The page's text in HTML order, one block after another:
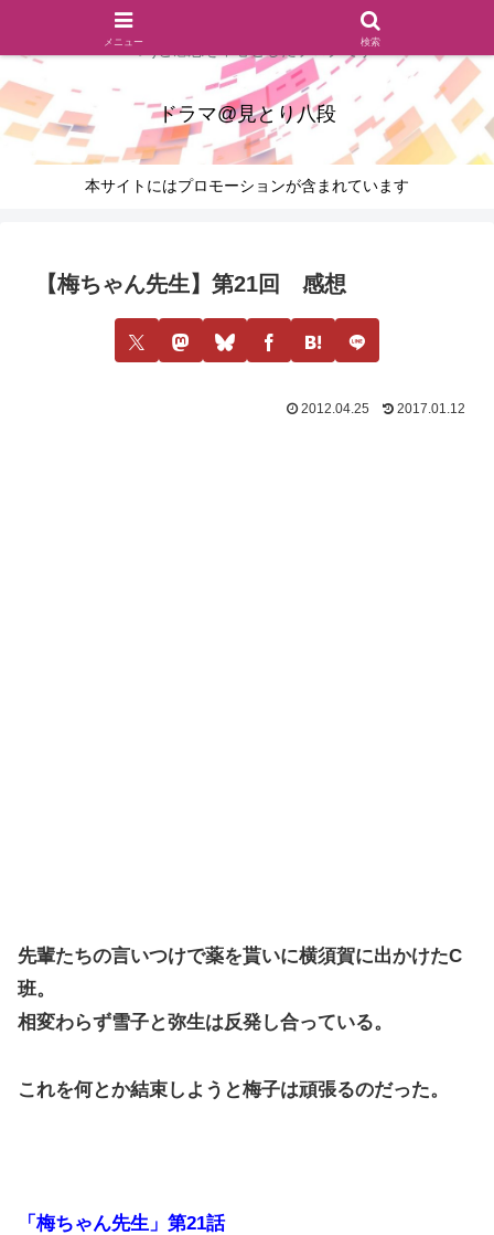
ドラマのシーンとセリフを切り取ったあらすじレビュー(復習ネタ
バレ)と感想を中心としたブログです
ドラマ@見とり八段
本サイトにはプロモーションが含まれています
【梅ちゃん先生】第21回 感想
2012.04.25 2017.01.12
先輩たちの言いつけで薬を貰いに横須賀に出かけたC
班。
相変わらず雪子と弥生は反発し合っている。
これを何とか結束しようと梅子は頑張るのだった。
「梅ちゃん先生」第21話
メニュー 検索